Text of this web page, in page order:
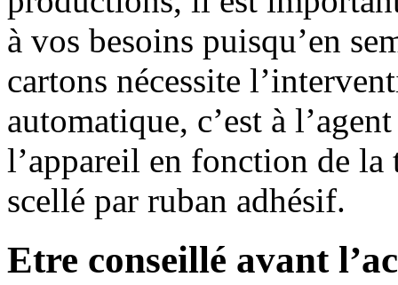
à vos besoins puisqu’en
cartons nécessite
automatique, c’est à
l’appareil en fonction de
scellé par ruban adhésif.
Etre conseillé avant